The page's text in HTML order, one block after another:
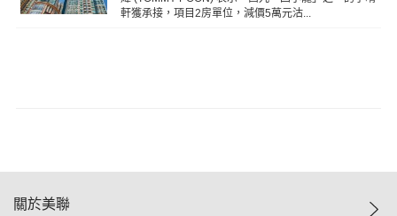
軒獲承接，項目2房單位，減價5萬元沽...
關於美聯